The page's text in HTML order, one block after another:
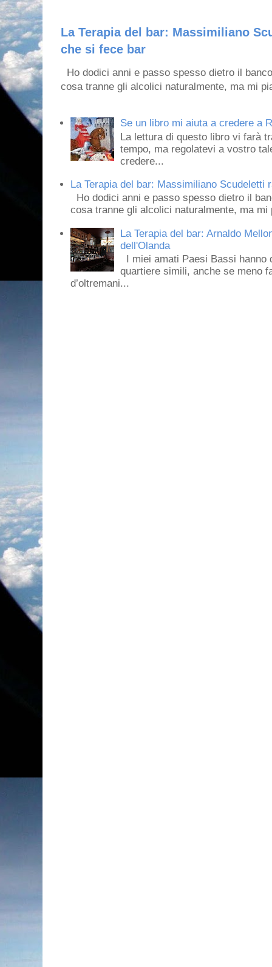
La Terapia del bar: Massimiliano
che si fece bar
Ho dodici anni e passo spesso dietro il
cosa tranne gli alcolici naturalmente, ma mi
Se un libro mi aiuta a credere a
La lettura di questo libro vi farà
tempo, ma regolatevi a vostro
credere...
La Terapia del bar: Massimiliano
Ho dodici anni e passo spesso dietro il
cosa tranne gli alcolici naturalmente, ma mi
La Terapia del bar: Arnaldo
dell'Olanda
I miei amati Paesi Bassi
quartiere simili, anche se meno
d’oltremani...